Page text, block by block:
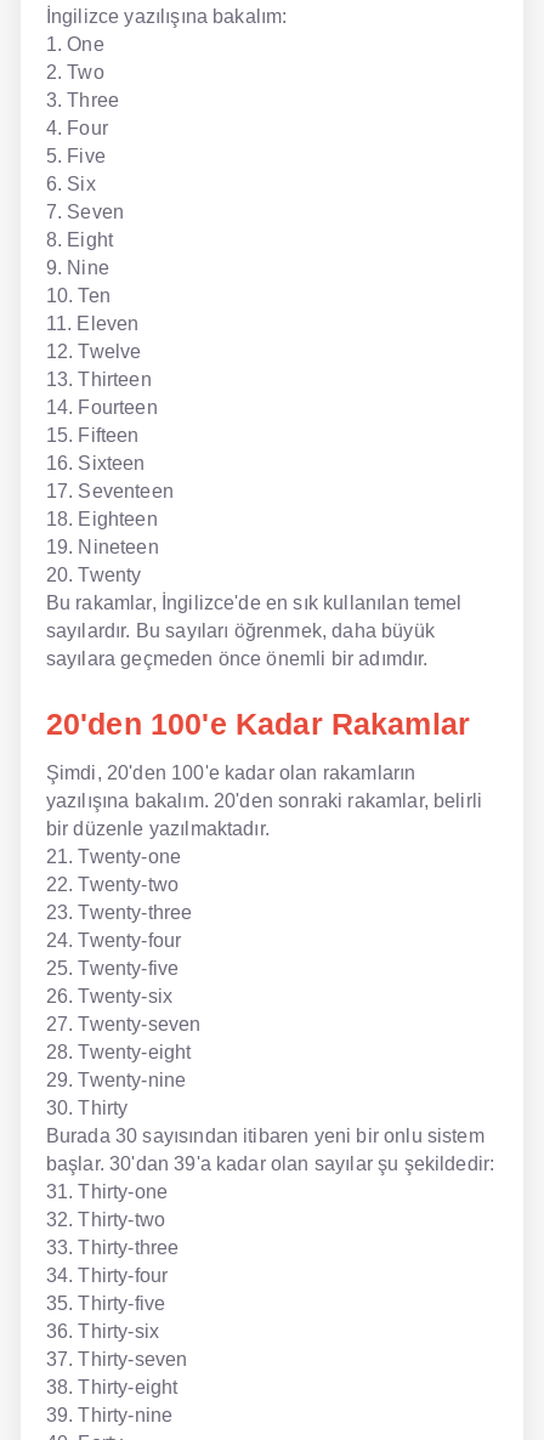
Sözlük
Gizlilik Politikası
Bize Ulaşın
İngilizce yazılışına bakalım:
1. One
2. Two
3. Three
4. Four
5. Five
6. Six
7. Seven
8. Eight
9. Nine
10. Ten
11. Eleven
12. Twelve
13. Thirteen
14. Fourteen
15. Fifteen
16. Sixteen
17. Seventeen
18. Eighteen
19. Nineteen
20. Twenty
Bu rakamlar, İngilizce'de en sık kullanılan temel
sayılardır. Bu sayıları öğrenmek, daha büyük
sayılara geçmeden önce önemli bir adımdır.
20'den 100'e Kadar Rakamlar
Şimdi, 20'den 100'e kadar olan rakamların
yazılışına bakalım. 20'den sonraki rakamlar, belirli
bir düzenle yazılmaktadır.
21. Twenty-one
22. Twenty-two
23. Twenty-three
24. Twenty-four
25. Twenty-five
26. Twenty-six
27. Twenty-seven
28. Twenty-eight
29. Twenty-nine
30. Thirty
Burada 30 sayısından itibaren yeni bir onlu sistem
başlar. 30'dan 39'a kadar olan sayılar şu şekildedir:
31. Thirty-one
32. Thirty-two
33. Thirty-three
34. Thirty-four
35. Thirty-five
36. Thirty-six
37. Thirty-seven
38. Thirty-eight
39. Thirty-nine